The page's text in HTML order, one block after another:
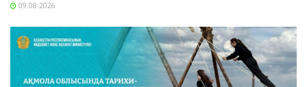
09.08.2026